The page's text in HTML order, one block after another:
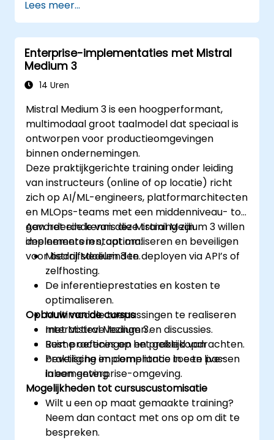
Lees meer...
Enterprise-implementaties met Mistral
Medium 3
14 Uren
Mistral Medium 3 is een hoogperformant,
multimodaal groot taalmodel dat speciaal is
ontworpen voor productieomgevingen
binnen ondernemingen.
Deze praktijkgerichte training onder leiding
van instructeurs (online of op locatie) richt
zich op AI/ML-engineers, platformarchitecten
en MLOps-teams met een middenniveau- tot
gevorderde kennis die Mistral Medium 3 willen
implementeren, optimaliseren en beveiligen
voor bedrijfsdoeleinden.
Aan het einde van deze training zijn
deelnemers in staat om:
Mistral Medium 3 te deployen via API’s of
zelfhosting.
De inferentieprestaties en kosten te
optimaliseren.
Multimodale toepassingen te realiseren
met Mistral Medium 3.
Best practices op het gebied van
beveiliging en compliance toe te passen
in een enterprise-omgeving.
Opbouw van de cursus
Interactieve lezingen en discussies.
Ruime oefeningen en praktijkopdrachten.
Praktische implementatie in een live-
labomgeving.
Mogelijkheden tot cursuscustomisatie
Wilt u een op maat gemaakte training?
Neem dan contact met ons op om dit te
bespreken.